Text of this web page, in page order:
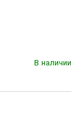
В наличии